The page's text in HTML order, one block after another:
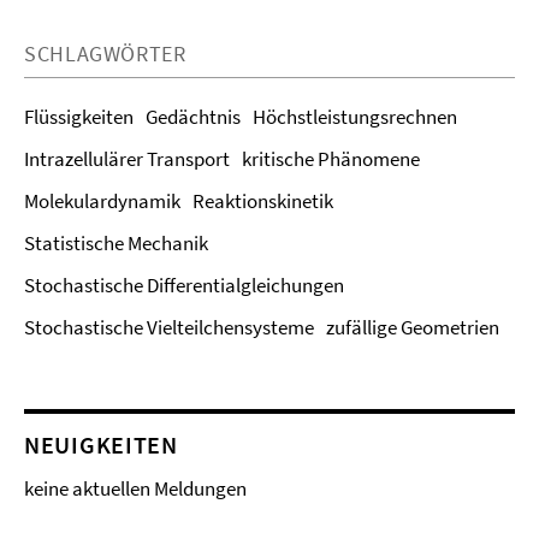
SCHLAGWÖRTER
Flüssigkeiten Gedächtnis Höchstleistungsrechnen
Intrazellulärer Transport kritische Phänomene
Molekulardynamik Reaktionskinetik
Statistische Mechanik
Stochastische Differentialgleichungen
Stochastische Vielteilchensysteme zufällige Geometrien
NEUIGKEITEN
keine aktuellen Meldungen